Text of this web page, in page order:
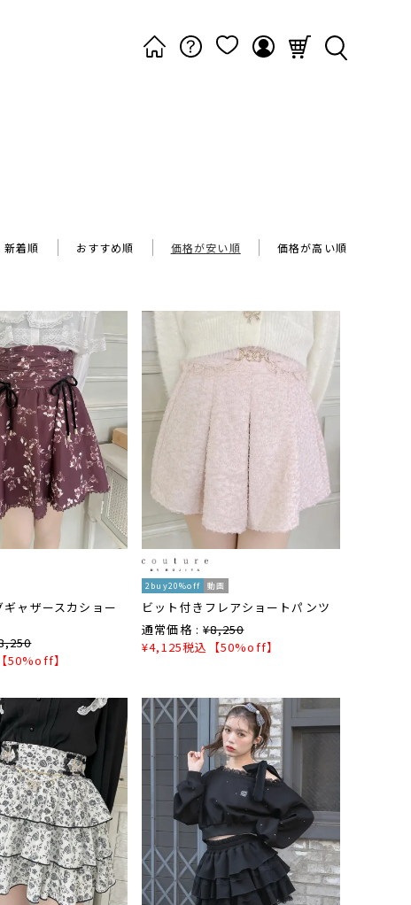
新着順 おすすめ順 価格が安い順 価格が高い順
ャザースカショー
【50%off】
2buy20%off 動画
ビット付きフレアショートパンツ
通常価格 : ¥8,250
¥4,125税込 【50%off】